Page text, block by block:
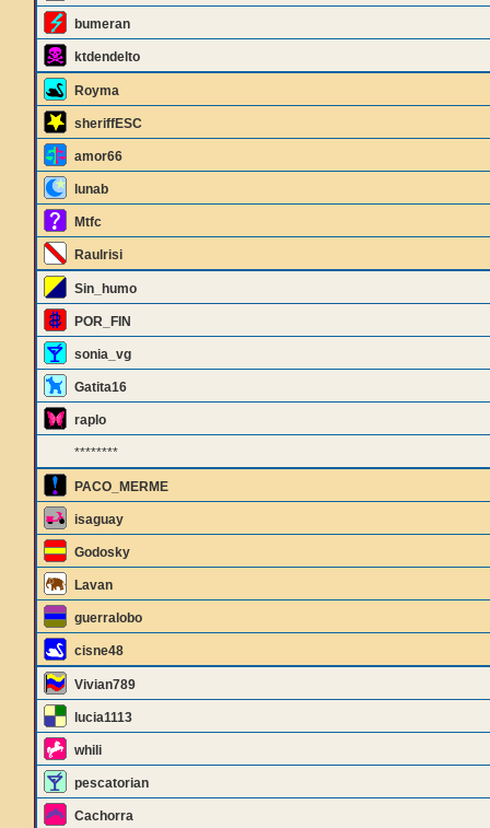
bumeran
ktdendelto
Royma
sheriffESC
amor66
lunab
Mtfc
Raulrisi
Sin_humo
POR_FIN
sonia_vg
Gatita16
raplo
********
PACO_MERME
isaguay
Godosky
Lavan
guerralobo
cisne48
Vivian789
lucia1113
whili
pescatorian
Cachorra